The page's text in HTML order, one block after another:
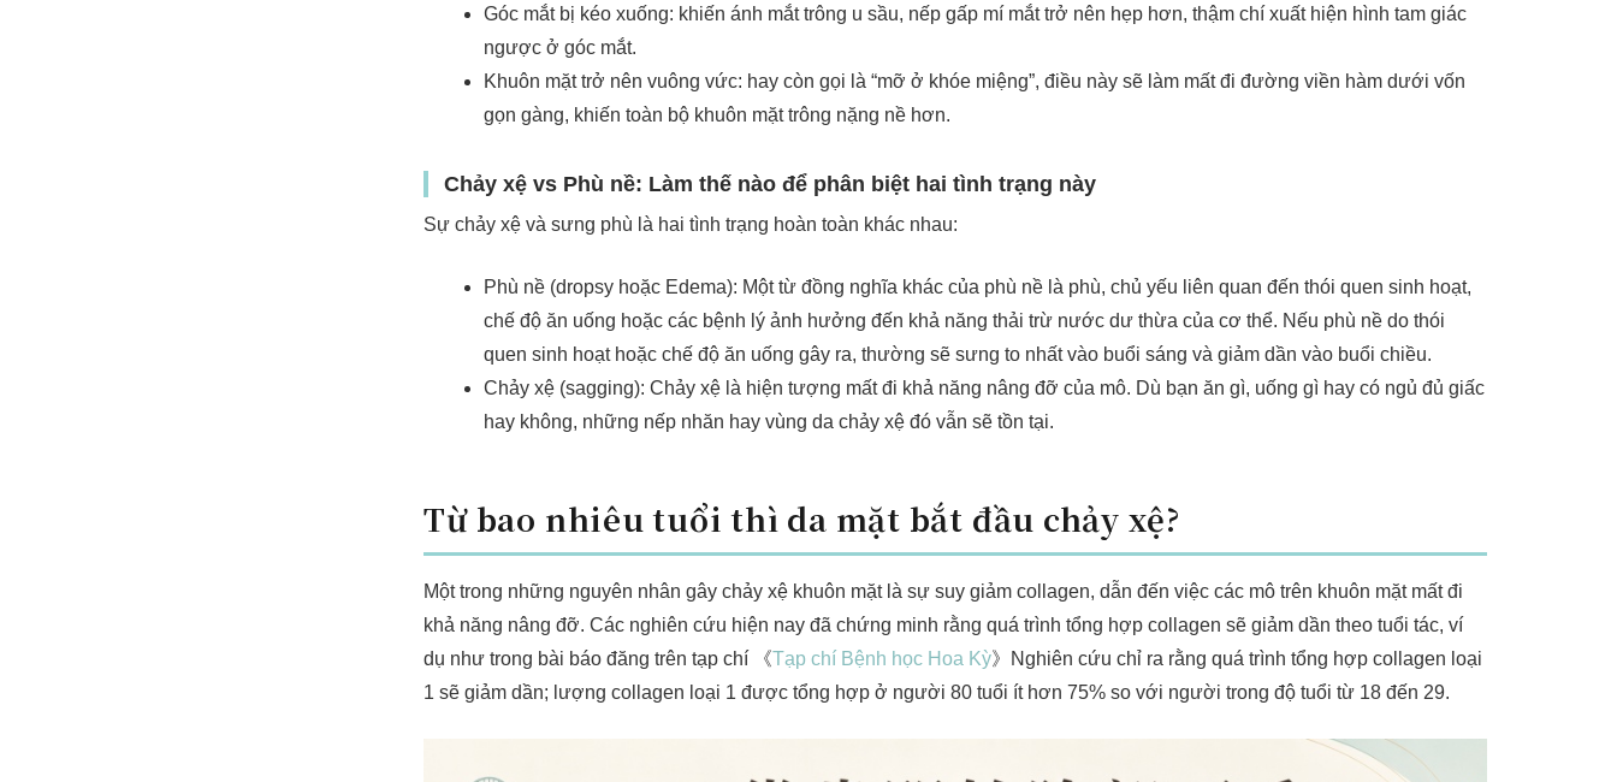
Góc mắt bị kéo xuống: khiến ánh mắt trông u sầu, nếp gấp mí mắt trở nên hẹp hơn, thậm chí xuất hiện hình tam giác
ngược ở góc mắt.
Khuôn mặt trở nên vuông vức: hay còn gọi là “mỡ ở khóe miệng”, điều này sẽ làm mất đi đường viền hàm dưới vốn
gọn gàng, khiến toàn bộ khuôn mặt trông nặng nề hơn.
Chảy xệ vs Phù nề: Làm thế nào để phân biệt hai tình trạng này
Sự chảy xệ và sưng phù là hai tình trạng hoàn toàn khác nhau:
Phù nề (dropsy hoặc Edema): Một từ đồng nghĩa khác của phù nề là phù, chủ yếu liên quan đến thói quen sinh hoạt,
chế độ ăn uống hoặc các bệnh lý ảnh hưởng đến khả năng thải trừ nước dư thừa của cơ thể. Nếu phù nề do thói
quen sinh hoạt hoặc chế độ ăn uống gây ra, thường sẽ sưng to nhất vào buổi sáng và giảm dần vào buổi chiều.
Chảy xệ (sagging): Chảy xệ là hiện tượng mất đi khả năng nâng đỡ của mô. Dù bạn ăn gì, uống gì hay có ngủ đủ giấc
hay không, những nếp nhăn hay vùng da chảy xệ đó vẫn sẽ tồn tại.
Từ bao nhiêu tuổi thì da mặt bắt đầu chảy xệ?
Một trong những nguyên nhân gây chảy xệ khuôn mặt là sự suy giảm collagen, dẫn đến việc các mô trên khuôn mặt mất đi
khả năng nâng đỡ. Các nghiên cứu hiện nay đã chứng minh rằng quá trình tổng hợp collagen sẽ giảm dần theo tuổi tác, ví
dụ như trong bài báo đăng trên tạp chí 《Tạp chí Bệnh học Hoa Kỳ》Nghiên cứu chỉ ra rằng quá trình tổng hợp collagen loại
1 sẽ giảm dần; lượng collagen loại 1 được tổng hợp ở người 80 tuổi ít hơn 75% so với người trong độ tuổi từ 18 đến 29.